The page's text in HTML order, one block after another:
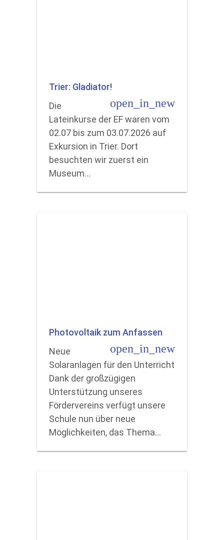
Trier: Gladiator!
open_in_new
Die
Lateinkurse der EF waren vom
02.07 bis zum 03.07.2026 auf
Exkursion in Trier. Dort
besuchten wir zuerst ein
Museum…
Photovoltaik zum Anfassen
open_in_new
Neue
Solaranlagen für den Unterricht
Dank der großzügigen
Unterstützung unseres
Fördervereins verfügt unsere
Schule nun über neue
Möglichkeiten, das Thema…